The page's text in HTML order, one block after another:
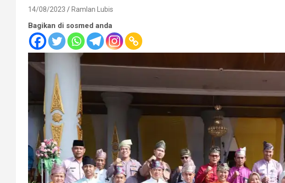
14/08/2023 Ramlan Lubis
Bagikan di sosmed anda